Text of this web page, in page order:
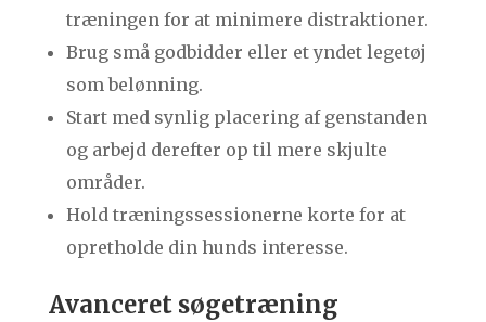
træningen for at minimere distraktioner.
Brug små godbidder eller et yndet legetøj
som belønning.
Start med synlig placering af genstanden
og arbejd derefter op til mere skjulte
områder.
Hold træningssessionerne korte for at
opretholde din hunds interesse.
Avanceret søgetræning